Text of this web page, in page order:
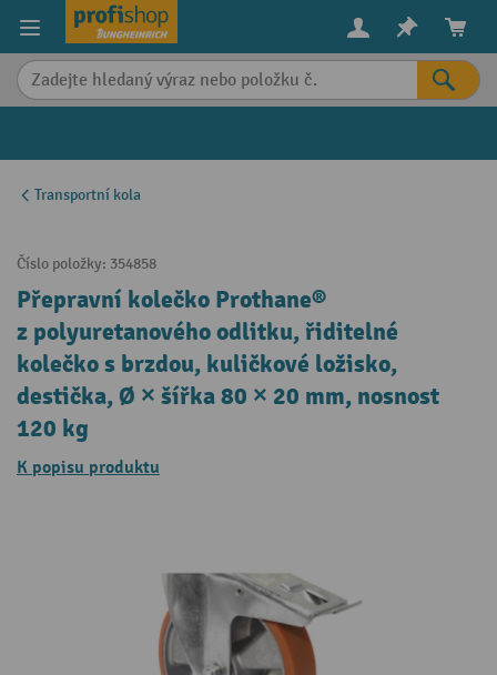
content
Transportní kola
Číslo položky: 354858
Přepravní kolečko Prothane®
z polyuretanového odlitku, řiditelné
kolečko s brzdou, kuličkové ložisko,
destička, Ø × šířka 80 × 20 mm, nosnost
120 kg
K popisu produktu